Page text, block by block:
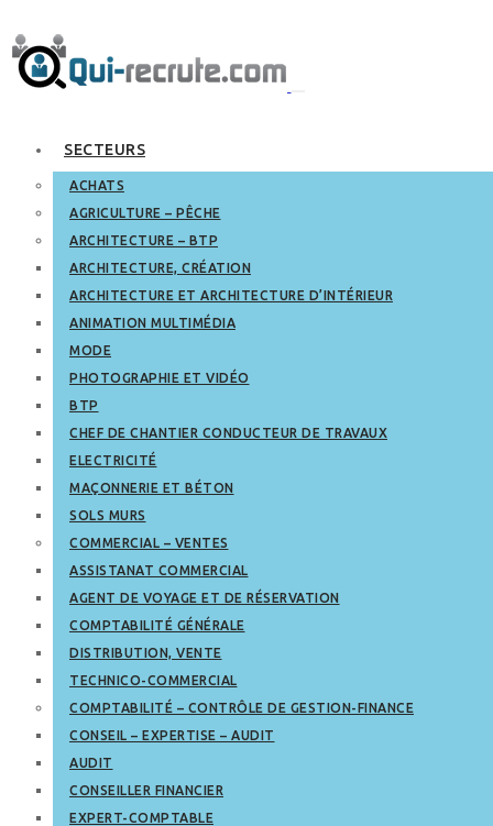
SECTEURS
ACHATS
AGRICULTURE – PÊCHE
ARCHITECTURE – BTP
ARCHITECTURE, CRÉATION
ARCHITECTURE ET ARCHITECTURE D’INTÉRIEUR
ANIMATION MULTIMÉDIA
MODE
PHOTOGRAPHIE ET VIDÉO
BTP
CHEF DE CHANTIER CONDUCTEUR DE TRAVAUX
ELECTRICITÉ
MAÇONNERIE ET BÉTON
SOLS MURS
COMMERCIAL – VENTES
ASSISTANAT COMMERCIAL
AGENT DE VOYAGE ET DE RÉSERVATION
COMPTABILITÉ GÉNÉRALE
DISTRIBUTION, VENTE
TECHNICO-COMMERCIAL
COMPTABILITÉ – CONTRÔLE DE GESTION-FINANCE
CONSEIL – EXPERTISE – AUDIT
AUDIT
CONSEILLER FINANCIER
EXPERT-COMPTABLE